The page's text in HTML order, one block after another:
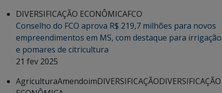
DIVERSIFICAÇÃO ECONÔMICAFCO
Conselho do FCO aprova R$ 219,7 milhões para novos
empreendimentos em MS, com destaque para irrigação
e pomares de citricultura
21 fev 2025
AgriculturaAmendoimDIVERSIFICAÇÃODIVERSIFICAÇÃO